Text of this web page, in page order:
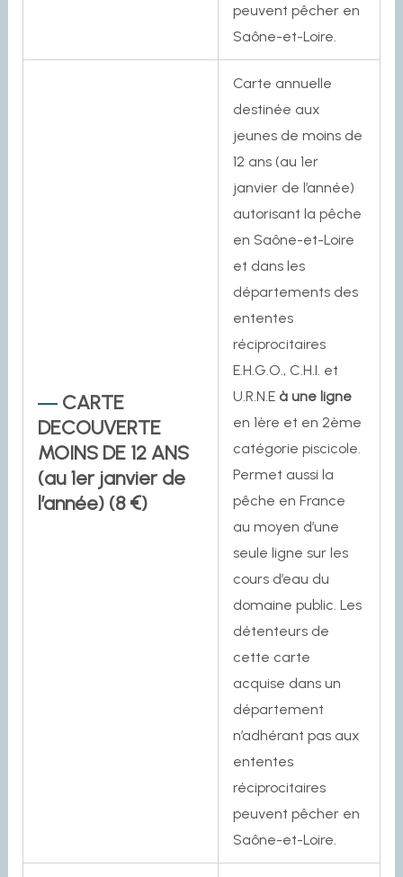
peuvent pêcher en
Saône-et-Loire.
CARTE
DECOUVERTE
MOINS DE 12 ANS
(au 1er janvier de
l’année) (8 €)
Carte annuelle
destinée aux
jeunes de moins de
12 ans (au 1er
janvier de l’année)
autorisant la pêche
en Saône-et-Loire
et dans les
départements des
ententes
réciprocitaires
E.H.G.O., C.H.I. et
U.R.N.E à une ligne
en 1ère et en 2ème
catégorie piscicole.
Permet aussi la
pêche en France
au moyen d’une
seule ligne sur les
cours d’eau du
domaine public. Les
détenteurs de
cette carte
acquise dans un
département
n’adhérant pas aux
ententes
réciprocitaires
peuvent pêcher en
Saône-et-Loire.